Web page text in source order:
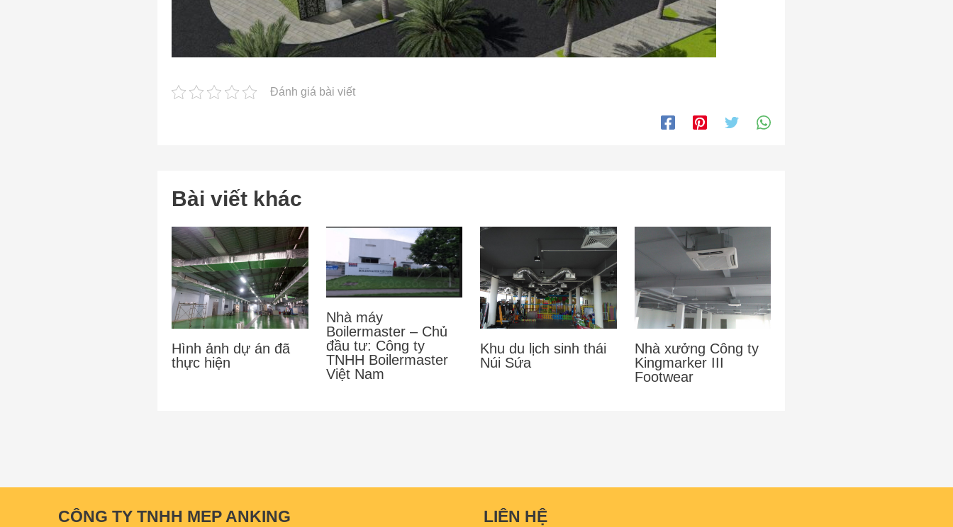
Đánh giá bài viết
Bài viết khác
Hình ảnh dự án đã
thực hiện
Nhà máy
Boilermaster – Chủ
đầu tư: Công ty
TNHH Boilermaster
Việt Nam
Khu du lịch sinh thái
Núi Sứa
Nhà xưởng Công ty
Kingmarker III
Footwear
CÔNG TY TNHH MEP ANKING LIÊN HỆ